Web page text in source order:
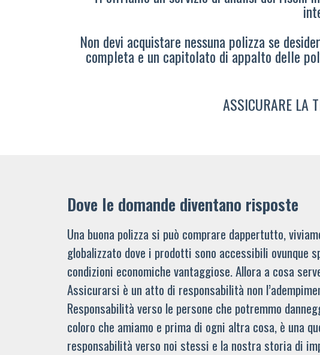
Non devi acquistare nessuna polizza se
completa e un capitolato di appalto delle
ASSICURARE LA
Dove le domande diventano risposte
Una buona polizza si può comprare dappertutto,
globalizzato dove i prodotti sono accessibili ovunque
condizioni economiche vantaggiose. Allora a cosa
Assicurarsi è un atto di responsabilità non
Responsabilità verso le persone che potremmo
coloro che amiamo e prima di ogni altra cosa, è una
responsabilità verso noi stessi e la nostra storia di